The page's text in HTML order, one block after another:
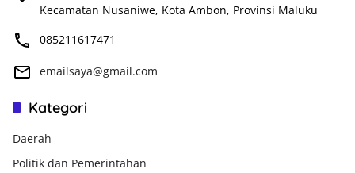
Kecamatan Nusaniwe, Kota Ambon, Provinsi Maluku
085211617471
emailsaya@gmail.com
Kategori
Daerah
Politik dan Pemerintahan